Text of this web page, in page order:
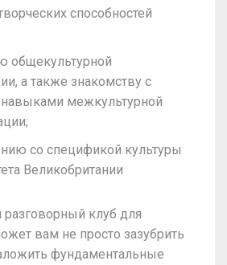
способностей
общекультурной
а также знакомству с
межкультурной
со спецификой культуры
Великобритании
клуб для
вам не просто зазубрить
фундаментальные